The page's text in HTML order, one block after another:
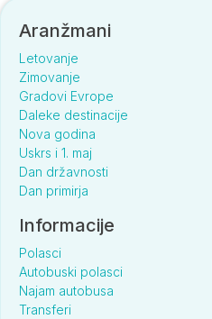
Aranžmani
Letovanje
Zimovanje
Gradovi Evrope
Daleke destinacije
Nova godina
Uskrs i 1. maj
Dan državnosti
Dan primirja
Informacije
Polasci
Autobuski polasci
Najam autobusa
Transferi